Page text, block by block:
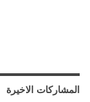
المشاركات الاخيرة